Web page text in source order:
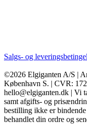
Salgs- og
©2026 Elgiganten A/S |
København S. | CVR:
hello@elgiganten.dk | Vi
samt afgifts- og
bestilling ikke er
behandlet din ordre og